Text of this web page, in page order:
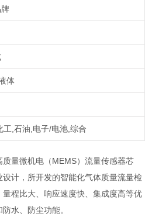
体
工,石油,电子/电池,综合
质量微机电（MEMS）流量传感器芯
计，所开发的智能化气体质量流量检
程比大、响应速度快、集成度高等优
水、防尘功能。